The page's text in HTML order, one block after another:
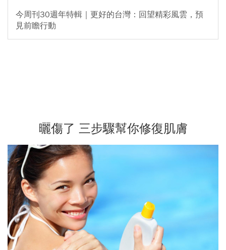
今周刊30週年特輯｜更好的台灣：回望精彩風雲，預
見前瞻行動
曬傷了 三步驟幫你修復肌膚